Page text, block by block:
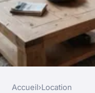
Accueil›Location